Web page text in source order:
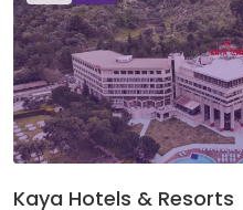
Kaya Hotels & Resorts